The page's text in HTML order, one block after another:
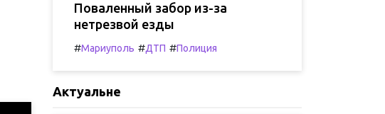
Поваленный забор из-за
нетрезвой езды
#Мариуполь #ДТП #Полиция
Актуальне